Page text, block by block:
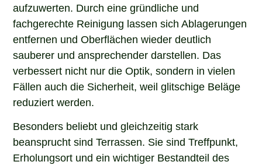
aufzuwerten. Durch eine gründliche und
fachgerechte Reinigung lassen sich Ablagerungen
entfernen und Oberflächen wieder deutlich
sauberer und ansprechender darstellen. Das
verbessert nicht nur die Optik, sondern in vielen
Fällen auch die Sicherheit, weil glitschige Beläge
reduziert werden.
Besonders beliebt und gleichzeitig stark
beansprucht sind Terrassen. Sie sind Treffpunkt,
Erholungsort und ein wichtiger Bestandteil des